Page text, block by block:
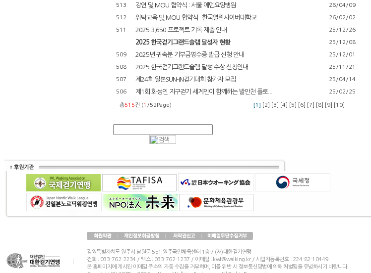
513 강연 및 MOU 협약식 : 서울 에덴요양병원 26/04/09
512 위탁교육 및 MOU 협약식 : 한국열린사이버대학교 26/02/02
511 2025 3,650 프로젝트 기록 제출 안내 25/12/26
2025 한국걷기그랜드슬램 달성자 현황 25/12/08
509 2025년 귀속분 기부금영수증 발급 신청 안내 25/12/01
508 2025 한국걷기그랜드슬램 달성 수상 신청안내 25/11/21
507 제24회 일본SUN-IN걷기대회 참가자 모집 25/04/14
506 제1회 화성인 지구걷기 세계인이 함께하는 발안천 플로... 25/02/25
총515건 (1 /52Page) [1] [2] [3] [4] [5] [6] [7] [8] [9] [10]
강원특별자치도 원주시 남원로 551 원주국민체육센터 1층 / (재)대한걷기연맹
전화 : 033-762-2234 / 팩스 : 033-762-1237 / 이메일 : kwf@walking.kr / 사업자등록번호 : 224-82-10449
본 홈페이지에 게시된 이메일 주소의 자동 수집을 거부하며, 이를 위반 시 정보통신망법에 의해 처벌됨을 유념하시기 바랍니다.